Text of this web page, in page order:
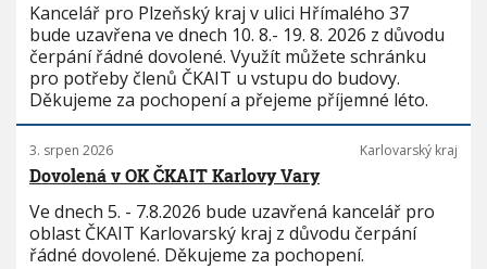
Kancelář pro Plzeňský kraj v ulici Hřímalého 37
bude uzavřena ve dnech 10. 8.- 19. 8. 2026 z důvodu
čerpání řádné dovolené. Využít můžete schránku
pro potřeby členů ČKAIT u vstupu do budovy.
Děkujeme za pochopení a přejeme příjemné léto.
3. srpen 2026 Karlovarský kraj
Dovolená v OK ČKAIT Karlovy Vary
Ve dnech 5. - 7.8.2026 bude uzavřená kancelář pro
oblast ČKAIT Karlovarský kraj z důvodu čerpání
řádné dovolené. Děkujeme za pochopení.